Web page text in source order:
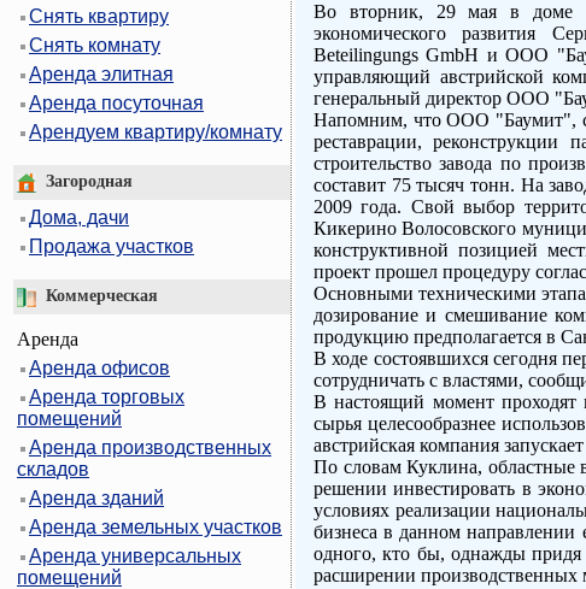
Снять квартиру
Снять комнату
Аренда элитная
Аренда посуточная
Арендуем квартиру/комнату
Загородная
Дома, дачи
Продажа участков
Коммерческая
Аренда
Аренда офисов
Аренда торговых
помещений
Аренда производственных
складов
Аренда зданий
Аренда земельных участков
Аренда универсальных
помещений
Во вторник, 29 мая в доме
экономического развития
Beteilingungs GmbH и ООО
управляющий австрийской
генеральный директор ООО
Напомним, что ООО "Баумит",
реставрации, реконструкции
строительство завода по
составит 75 тысяч тонн. На
2009 года. Свой выбор
Кикерино Волосовского
конструктивной позицией
проект прошел процедуру
Основными техническими
дозирование и смешивание
продукцию предполагается в
В ходе состоявшихся сегодня
сотрудничать с властями,
В настоящий момент проходят
сырья целесообразнее
австрийская компания
По словам Куклина, областные
решении инвестировать в
условиях реализации
бизнеса в данном направлении
одного, кто бы, однажды
расширении производственных